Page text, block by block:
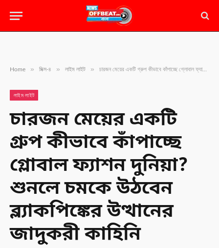
Home » মিক্স-৪ » লাইম লাইট » চারজন মেয়ের একটি গ্রুপ কীভাবে কাঁপাচ্ছে গ্লোবাল ফ্যাশন দুনিয়া? শুনলে চমকে উঠবেন ব্ল্যাকপিঙ্কের উত্থানের জাদুকরী কাহিনি
লাইম লাইট
চারজন মেয়ের একটি
গ্রুপ কীভাবে কাঁপাচ্ছে
গ্লোবাল ফ্যাশন দুনিয়া?
শুনলে চমকে উঠবেন
ব্ল্যাকপিঙ্কের উত্থানের
জাদুকরী কাহিনি